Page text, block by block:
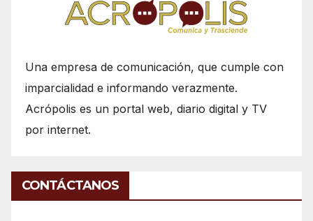
Una empresa de comunicación, que cumple con
imparcialidad e informando verazmente.
Acrópolis es un portal web, diario digital y TV
por internet.
CONTÁCTANOS